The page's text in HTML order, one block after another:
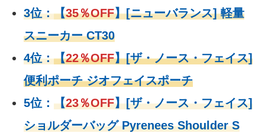
3位：【35％OFF】[ニューバランス] 軽量
スニーカー CT30
4位：【22％OFF】[ザ・ノース・フェイス]
便利ポーチ ジオフェイスポーチ
5位： 【23％OFF】[ザ・ノース・フェイス]
ショルダーバッグ Pyrenees Shoulder S